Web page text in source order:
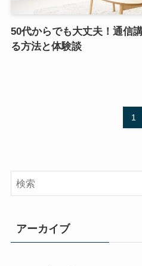
50代からでも大丈夫！通信
る方法と体験談
1
アーカイブ